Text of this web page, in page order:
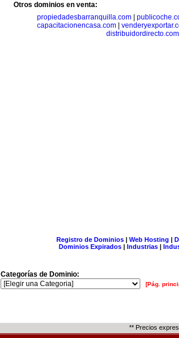
Otros dominios en venta:
propiedadesbarranquilla.com
capacitacionencasa.com|
distribuidordirecto.com
Registro de Dominios| Web Hosting |
Dominios Expirados | Industrias |
Categorías de Dominio:
[Pág.
** Precios